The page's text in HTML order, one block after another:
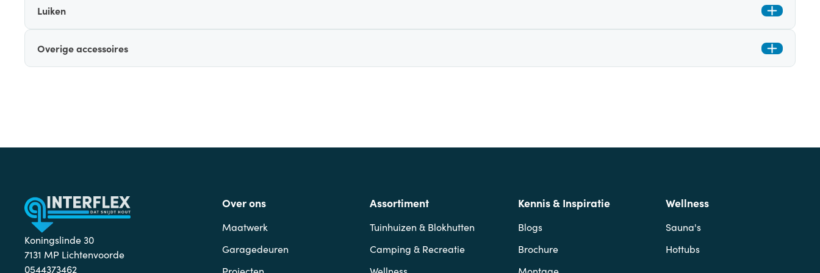
Luiken
Overige accessoires
Koningslinde 30
7131 MP Lichtenvoorde
0544373462
Over ons
Maatwerk
Garagedeuren
Assortiment
Tuinhuizen & Blokhutten
Camping & Recreatie
Kennis & Inspiratie
Blogs
Brochure
Wellness
Sauna's
Hottubs